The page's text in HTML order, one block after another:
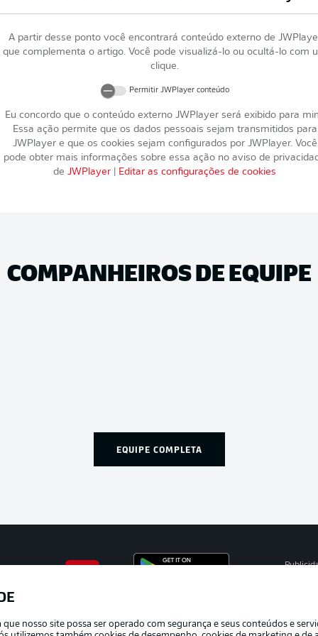
A partir desse ponto você encontrará conteúdo externo de
que complementa o artigo. Você pode visualizá-lo ou ocultá-lo com
clique.
Permitir JWPlayerconteúdo
Eu concordo que o conteúdo externo JWPlayerserá exibido para
Essa ação permite que os dados pessoais sejam transmitidos para
JWPlayere que os cookies sejam configurados por JWPlayer. Você
pode obter mais informações sobre essa ação no aviso de
de JWPlayer Editar as configurações de cookies
COMPANHEIROS DE EQUIPE
EQUIPE COMPLETA
nosso site possa ser operado com segurança e seus conteúdos e